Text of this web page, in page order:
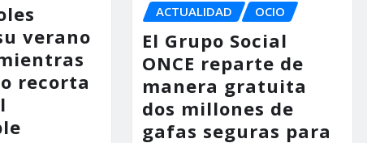
verano
recorta
ACTUALIDAD OCIO
El Grupo Social
ONCE reparte de
manera gratuita
dos millones de
gafas seguras para